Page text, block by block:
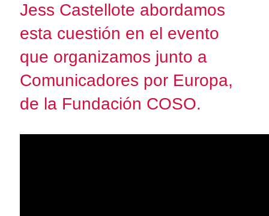
Jess Castellote abordamos
esta cuestión en el evento
que organizamos junto a
Comunicadores por Europa,
de la Fundación COSO.